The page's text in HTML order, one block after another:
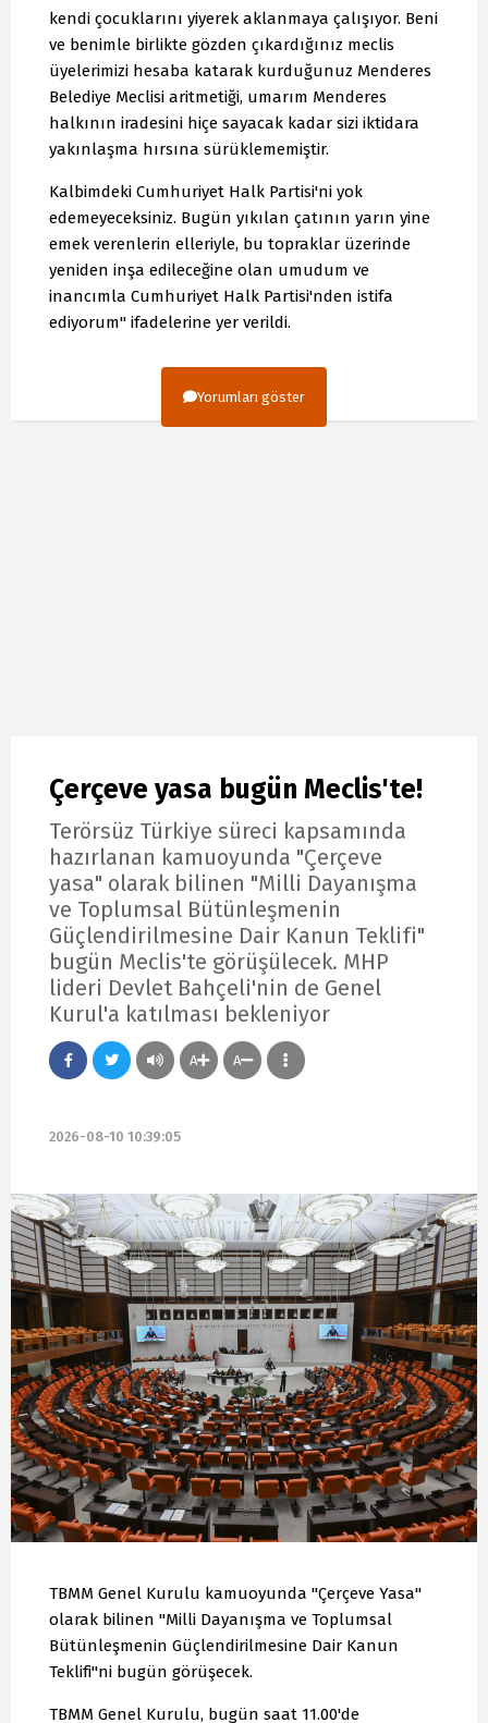
kendi çocuklarını yiyerek aklanmaya çalışıyor. Beni
ve benimle birlikte gözden çıkardığınız meclis
üyelerimizi hesaba katarak kurduğunuz Menderes
Belediye Meclisi aritmetiği, umarım Menderes
halkının iradesini hiçe sayacak kadar sizi iktidara
yakınlaşma hırsına sürüklememiştir.
Kalbimdeki Cumhuriyet Halk Partisi'ni yok
edemeyeceksiniz. Bugün yıkılan çatının yarın yine
emek verenlerin elleriyle, bu topraklar üzerinde
yeniden inşa edileceğine olan umudum ve
inancımla Cumhuriyet Halk Partisi'nden istifa
ediyorum" ifadelerine yer verildi.
Yorumları göster
Çerçeve yasa bugün Meclis'te!
Terörsüz Türkiye süreci kapsamında
hazırlanan kamuoyunda "Çerçeve
yasa" olarak bilinen "Milli Dayanışma
ve Toplumsal Bütünleşmenin
Güçlendirilmesine Dair Kanun Teklifi"
bugün Meclis'te görüşülecek. MHP
lideri Devlet Bahçeli'nin de Genel
Kurul'a katılması bekleniyor
A A
2026-08-10 10:39:05
TBMM Genel Kurulu kamuoyunda "Çerçeve Yasa"
olarak bilinen "Milli Dayanışma ve Toplumsal
Bütünleşmenin Güçlendirilmesine Dair Kanun
Teklifi"ni bugün görüşecek.
TBMM Genel Kurulu, bugün saat 11.00'de